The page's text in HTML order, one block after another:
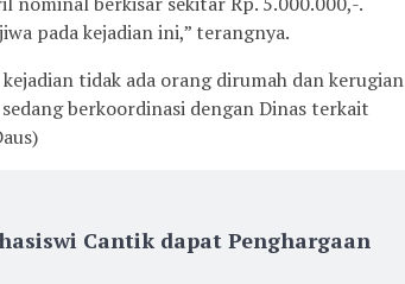
pada kejadian ini,” terangnya.
tidak ada orang dirumah dan kerugian
berkoordinasi dengan Dinas terkait
Cantik dapat Penghargaan